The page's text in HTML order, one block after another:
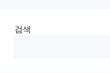
검색